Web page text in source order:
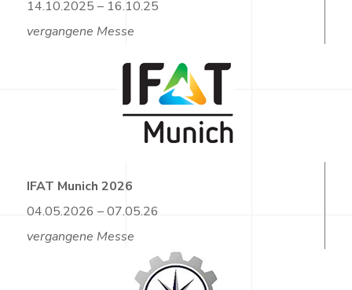
14.10.2025 – 16.10.25
vergangene Messe
IFAT Munich 2026
04.05.2026 – 07.05.26
vergangene Messe